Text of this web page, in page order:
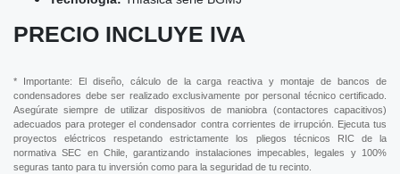
PRECIO INCLUYE IVA
* Importante: El diseño, cálculo de la carga reactiva y montaje de bancos de
condensadores debe ser realizado exclusivamente por personal técnico certificado.
Asegúrate siempre de utilizar dispositivos de maniobra (contactores capacitivos)
adecuados para proteger el condensador contra corrientes de irrupción. Ejecuta tus
proyectos eléctricos respetando estrictamente los pliegos técnicos RIC de la
normativa SEC en Chile, garantizando instalaciones impecables, legales y 100%
seguras tanto para tu inversión como para la seguridad de tu recinto.